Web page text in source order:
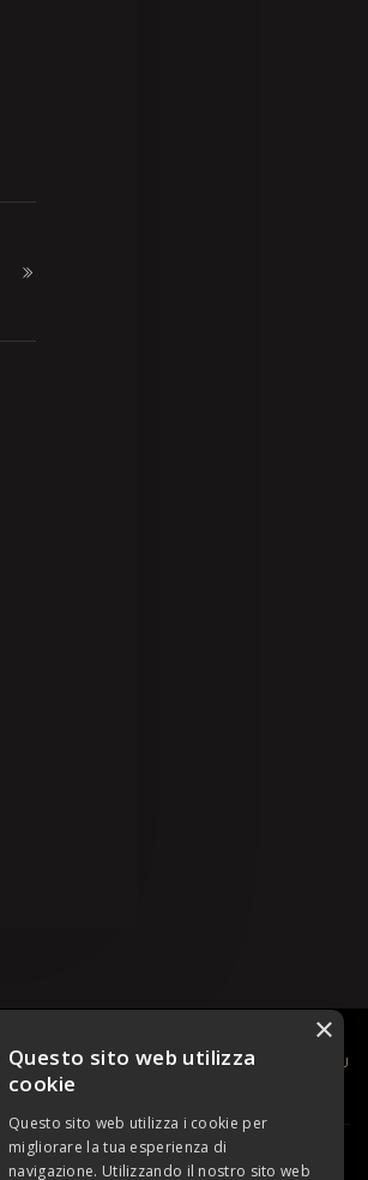
TORNA SU
by Netplanet
×
Questo sito web utilizza
cookie
Questo sito web utilizza i cookie per
migliorare la tua esperienza di
navigazione. Utilizzando il nostro sito web